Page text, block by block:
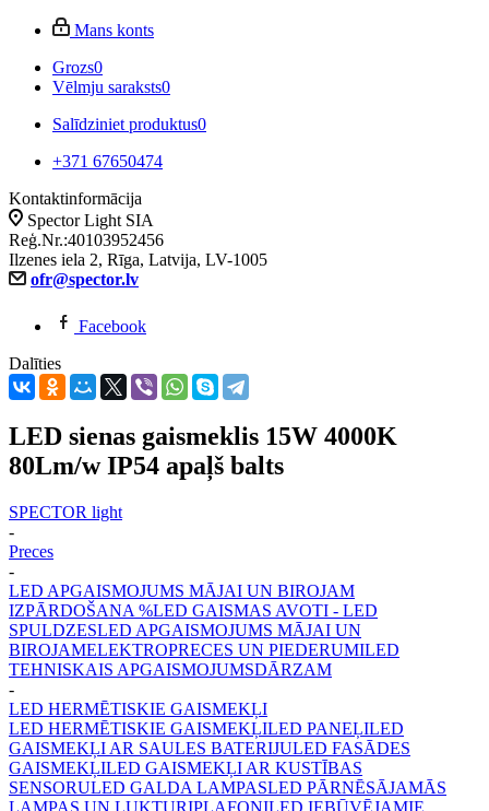
Mans konts
Grozs0
Vēlmju saraksts0
Salīdziniet produktus0
+371 67650474
Kontaktinformācija
Spector Light SIA
Reģ.Nr.:40103952456
Ilzenes iela 2, Rīga, Latvija, LV-1005
ofr@spector.lv
Facebook
Dalīties
LED sienas gaismeklis 15W 4000K
80Lm/w IP54 apaļš balts
SPECTOR light
-
Preces
-
LED APGAISMOJUMS MĀJAI UN BIROJAM
IZPĀRDOŠANA %LED GAISMAS AVOTI - LED
SPULDZESLED APGAISMOJUMS MĀJAI UN
BIROJAMELEKTROPRECES UN PIEDERUMILED
TEHNISKAIS APGAISMOJUMSDĀRZAM
-
LED HERMĒTISKIE GAISMEKĻI
LED HERMĒTISKIE GAISMEKĻILED PANEĻILED
GAISMEKĻI AR SAULES BATERIJULED FASĀDES
GAISMEKĻILED GAISMEKĻI AR KUSTĪBAS
SENSORULED GALDA LAMPASLED PĀRNĒSĀJAMĀS
LAMPAS UN LUKTURIPLAFONILED IEBŪVĒJAMIE